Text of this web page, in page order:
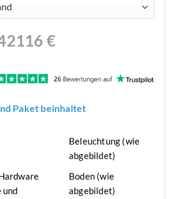
€
Paket beinhaltet
Beleuchtung (wie
abgebildet)
und
Boden (wie
abgebildet)